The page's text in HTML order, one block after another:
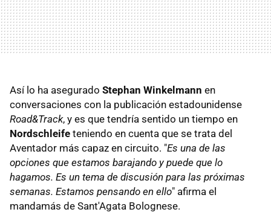
Así lo ha asegurado Stephan Winkelmann en
conversaciones con la publicación estadounidense
Road&Track, y es que tendría sentido un tiempo en
Nordschleife teniendo en cuenta que se trata del
Aventador más capaz en circuito. "Es una de las
opciones que estamos barajando y puede que lo
hagamos. Es un tema de discusión para las próximas
semanas. Estamos pensando en ello" afirma el
mandamás de Sant'Agata Bolognese.